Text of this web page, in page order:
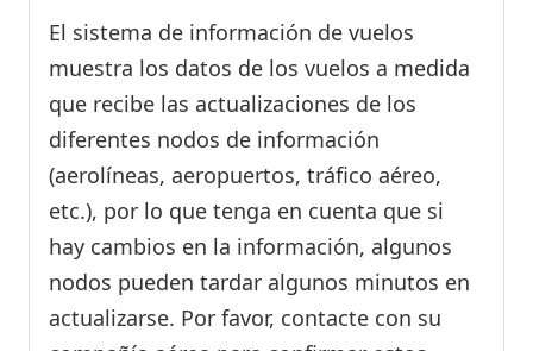
El sistema de información de vuelos
muestra los datos de los vuelos a medida
que recibe las actualizaciones de los
diferentes nodos de información
(aerolíneas, aeropuertos, tráfico aéreo,
etc.), por lo que tenga en cuenta que si
hay cambios en la información, algunos
nodos pueden tardar algunos minutos en
actualizarse. Por favor, contacte con su